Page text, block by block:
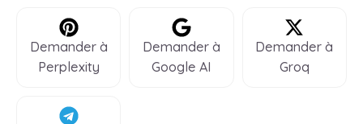
Demander à
Perplexity
Demander à
Google AI
Demander à
Groq